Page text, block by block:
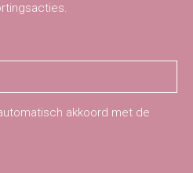
akkoord met de